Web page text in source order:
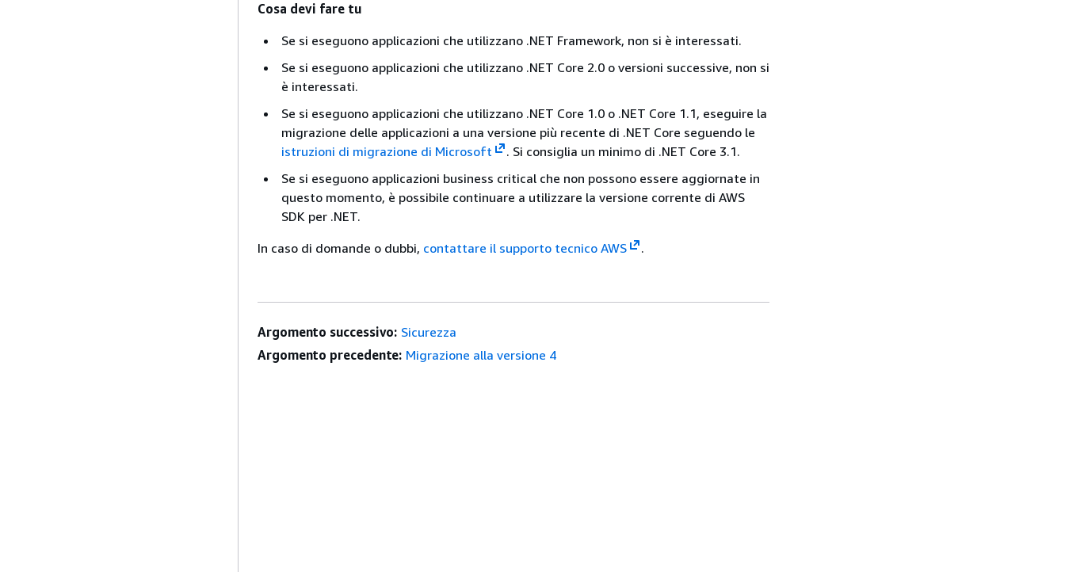
Cosa devi fare tu
Se si eseguono applicazioni che utilizzano .NET Framework, non si è interessati.
Se si eseguono applicazioni che utilizzano .NET Core 2.0 o versioni successive, non si
è interessati.
Se si eseguono applicazioni che utilizzano .NET Core 1.0 o .NET Core 1.1, eseguire la
migrazione delle applicazioni a una versione più recente di .NET Core seguendo le
istruzioni di migrazione di Microsoft
. Si consiglia un minimo di .NET Core 3.1.
Se si eseguono applicazioni business critical che non possono essere aggiornate in
questo momento, è possibile continuare a utilizzare la versione corrente di AWS
SDK per .NET.
In caso di domande o dubbi, contattare il supporto tecnico AWS .
Argomento successivo: Sicurezza
Argomento precedente: Migrazione alla versione 4